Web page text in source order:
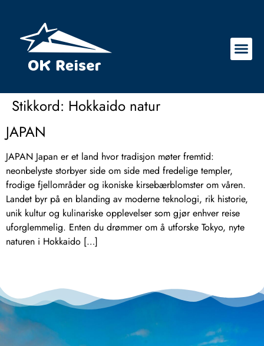
Stikkord: Hokkaido natur
JAPAN
JAPAN Japan er et land hvor tradisjon møter fremtid:
neonbelyste storbyer side om side med fredelige templer,
frodige fjellområder og ikoniske kirsebærblomster om våren.
Landet byr på en blanding av moderne teknologi, rik historie,
unik kultur og kulinariske opplevelser som gjør enhver reise
uforglemmelig. Enten du drømmer om å utforske Tokyo, nyte
naturen i Hokkaido […]